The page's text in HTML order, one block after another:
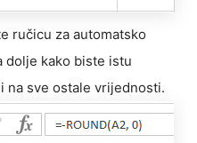
ručicu za automatsko
dolje kako biste istu
sve ostale vrijednosti.